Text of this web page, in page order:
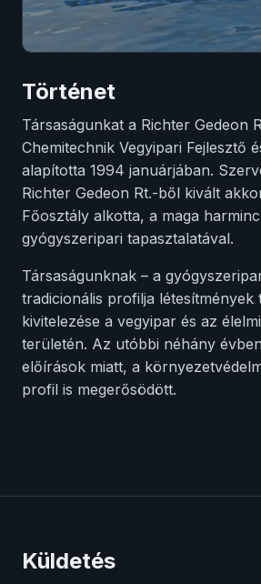
Történet
Társaságunkat a Richter Gedeon
Chemitechnik Vegyipari Fejlesztő
alapította 1994 januárjában.
Richter Gedeon Rt.-ből kivált
Főosztály alkotta, a maga
gyógyszeripari tapasztalatával.
Társaságunknak – a
tradicionális profilja létesítmények
kivitelezése a vegyipar és az
területén. Az utóbbi néhány
előírások miatt, a
profil is megerősödött.
Küldetés